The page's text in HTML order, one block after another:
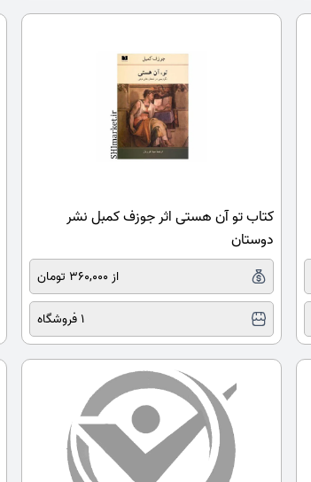
کتاب تو آن هستی اثر جوزف کمبل نشر
دوستان
از 360,000 تومان
1 فروشگاه